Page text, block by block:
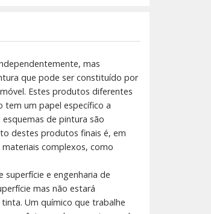
mas
que pode ser constituído por
Estes produtos diferentes
tem um papel específico a
de pintura são
destes produtos finais é, em
complexos, como
superfície e engenharia de
mas não estará
Um químico que trabalhe